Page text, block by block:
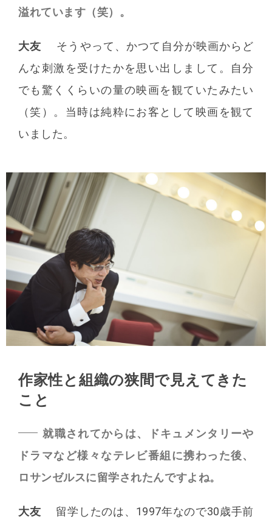
溢れています（笑）。
大友
そうやって、かつて自分が映画からど
んな刺激を受けたかを思い出しまして。自分
でも驚くくらいの量の映画を観ていたみたい
（笑）。当時は純粋にお客として映画を観て
いました。
作家性と組織の狭間で見えてきた
こと
就職されてからは、ドキュメンタリーや
ドラマなど様々なテレビ番組に携わった後、
ロサンゼルスに留学されたんですよね。
大友
留学したのは、1997年なので30歳手前